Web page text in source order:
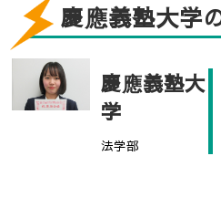
の学部の授業や研究会（ゼミ
できます。
総合政策学部は政策デザイン
国際戦略、経営・組織、都市
分野が分かれます。
これに対して、環境情報学部
慶應義塾大学
慶應義塾大
学
法学部